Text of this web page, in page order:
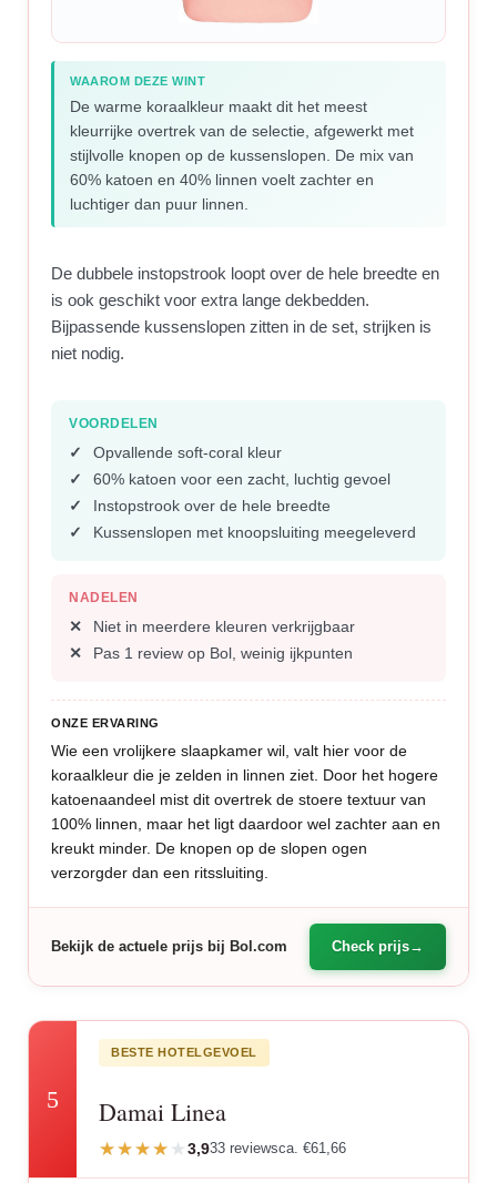
WAAROM DEZE WINT
De warme koraalkleur maakt dit het meest
kleurrijke overtrek van de selectie, afgewerkt met
stijlvolle knopen op de kussenslopen. De mix van
60% katoen en 40% linnen voelt zachter en
luchtiger dan puur linnen.
De dubbele instopstrook loopt over de hele breedte en
is ook geschikt voor extra lange dekbedden.
Bijpassende kussenslopen zitten in de set, strijken is
niet nodig.
VOORDELEN
Opvallende soft-coral kleur
60% katoen voor een zacht, luchtig gevoel
Instopstrook over de hele breedte
Kussenslopen met knoopsluiting meegeleverd
NADELEN
Niet in meerdere kleuren verkrijgbaar
Pas 1 review op Bol, weinig ijkpunten
ONZE ERVARING
Wie een vrolijkere slaapkamer wil, valt hier voor de
koraalkleur die je zelden in linnen ziet. Door het hogere
katoenaandeel mist dit overtrek de stoere textuur van
100% linnen, maar het ligt daardoor wel zachter aan en
kreukt minder. De knopen op de slopen ogen
verzorgder dan een ritssluiting.
Bekijk de actuele prijs bij Bol.com Check prijs
5
BESTE HOTELGEVOEL
Damai Linea
3,933 reviewsca. €61,66